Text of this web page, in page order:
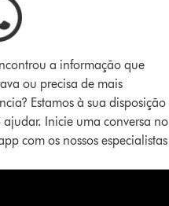
a informação que
ou precisa de mais
Estamos à sua disposição
ajudar. Inicie uma conversa no
com os nossos especialistas